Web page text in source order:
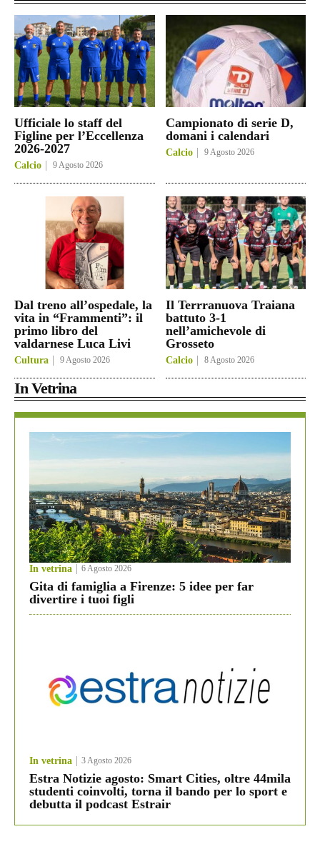
Ufficiale lo staff del
Figline per l’Eccellenza
2026-2027
Calcio 9 Agosto 2026
Campionato di serie D,
domani i calendari
Calcio 9 Agosto 2026
Dal treno all’ospedale, la
vita in “Frammenti”: il
primo libro del
valdarnese Luca Livi
Cultura 9 Agosto 2026
Il Terrranuova Traiana
battuto 3-1
nell’amichevole di
Grosseto
Calcio 8 Agosto 2026
In Vetrina
In vetrina 6 Agosto 2026
Gita di famiglia a Firenze: 5 idee per far
divertire i tuoi figli
In vetrina 3 Agosto 2026
Estra Notizie agosto: Smart Cities, oltre 44mila
studenti coinvolti, torna il bando per lo sport e
debutta il podcast Estrair